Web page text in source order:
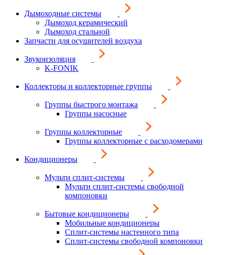
Дымоходные системы
Дымоход керамический
Дымоход стальной
Запчасти для осушителей воздуха
Звукоизоляция
K-FONIK
Коллекторы и коллекторные группы
Группы быстрого монтажа
Группы насосные
Группы коллекторные
Группы коллекторные с расходомерами
Кондиционеры
Мульти сплит-системы
Мульти сплит-системы свободной
компоновки
Бытовые кондиционеры
Мобильные кондиционеры
Сплит-системы настенного типа
Сплит-системы свободной компоновки